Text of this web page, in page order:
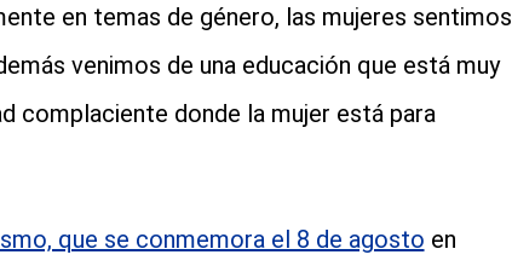
en temas de género, las mujeres sentimos
venimos de una educación que está muy
complaciente donde la mujer está para
que se conmemora el 8 de agosto en